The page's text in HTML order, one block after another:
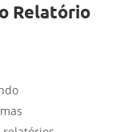
Relatório